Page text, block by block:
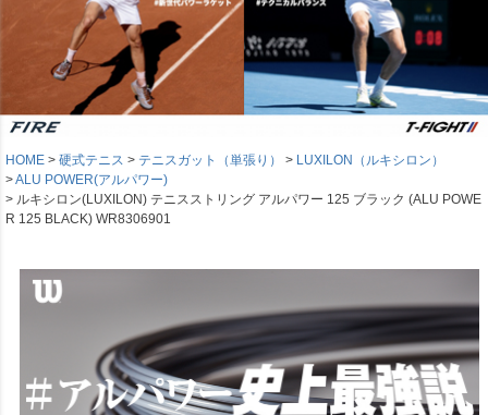
HOME 硬式テニス テニスガット（単張り）
LUXILON（ルキシロン）
ALU POWER(アルパワー)
ルキシロン(LUXILON) テニスストリング アルパワー 125 ブラック (ALU POWE
R 125 BLACK) WR8306901